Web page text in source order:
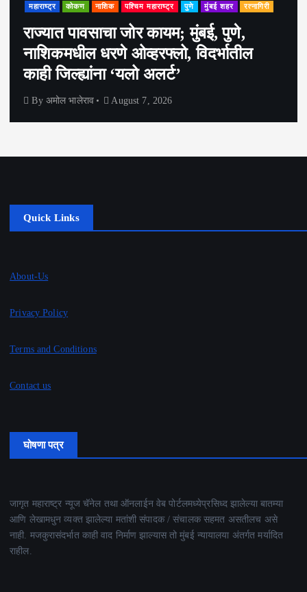
महाराष्ट्र कोकण नाशिक पश्चिम महाराष्ट्र पुणे मुंबई शहर रत्नागिरी
राज्यात पावसाचा जोर कायम; मुंबई, पुणे,
नाशिकमधील धरणे ओव्हरफ्लो, विदर्भातील
काही जिल्ह्यांना ‘यलो अलर्ट’
By अमोल भालेराव August 7, 2026
Quick Links
About-Us
Privacy Policy
Terms and Conditions
Contact us
घोषणा पत्र
जागृत महाराष्ट्र न्यूज चॅनेल तथा ऑनलाईन वेब पोर्टलमध्येप्रसिध्द झालेल्या बातम्या
आणि लेखामधुन व्यक्त झालेल्या मतांशी संपादक / संचालक सहमत असतीलच असे
नाही. मजकुरासंदर्भात काही वाद निर्माण झाल्यास तो मुंबई न्यायालया अंतर्गत मर्यादित
राहील.